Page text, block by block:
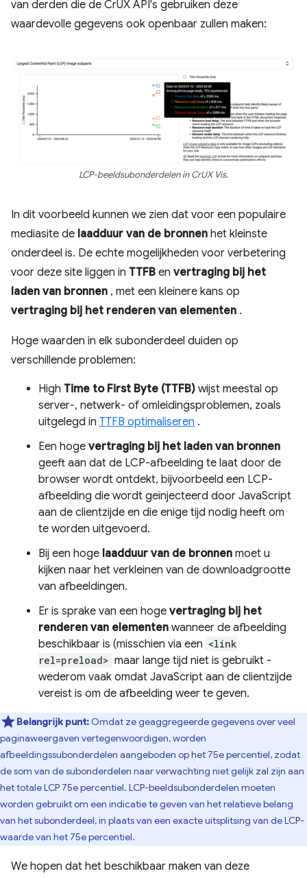
van derden die de CrUX API's gebruiken deze
waardevolle gegevens ook openbaar zullen maken:
LCP-beeldsubonderdelen in CrUX Vis.
In dit voorbeeld kunnen we zien dat voor een populaire
mediasite de laadduur van de bronnen het kleinste
onderdeel is. De echte mogelijkheden voor verbetering
voor deze site liggen in TTFB en vertraging bij het
laden van bronnen , met een kleinere kans op
vertraging bij het renderen van elementen .
Hoge waarden in elk subonderdeel duiden op
verschillende problemen:
High Time to First Byte (TTFB) wijst meestal op
server-, netwerk- of omleidingsproblemen, zoals
uitgelegd in TTFB optimaliseren .
Een hoge vertraging bij het laden van bronnen
geeft aan dat de LCP-afbeelding te laat door de
browser wordt ontdekt, bijvoorbeeld een LCP-
afbeelding die wordt geïnjecteerd door JavaScript
aan de clientzijde en die enige tijd nodig heeft om
te worden uitgevoerd.
Bij een hoge laadduur van de bronnen moet u
kijken naar het verkleinen van de downloadgrootte
van afbeeldingen.
Er is sprake van een hoge vertraging bij het
renderen van elementen wanneer de afbeelding
beschikbaar is (misschien via een <link
rel=preload> maar lange tijd niet is gebruikt -
wederom vaak omdat JavaScript aan de clientzijde
vereist is om de afbeelding weer te geven.
Belangrijk punt: Omdat ze geaggregeerde gegevens over veel
paginaweergaven vertegenwoordigen, worden
afbeeldingssubonderdelen aangeboden op het 75e percentiel, zodat
de som van de subonderdelen naar verwachting niet gelijk zal zijn aan
het totale LCP 75e percentiel. LCP-beeldsubonderdelen moeten
worden gebruikt om een ​​indicatie te geven van het relatieve belang
van het subonderdeel, in plaats van een exacte uitsplitsing van de LCP-
waarde van het 75e percentiel.
We hopen dat het beschikbaar maken van deze